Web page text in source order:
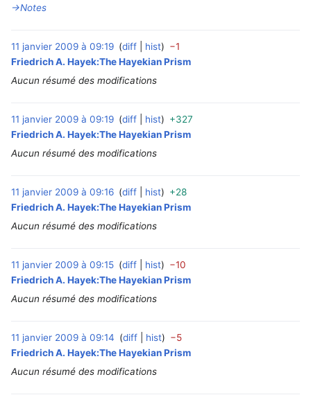
→‎Notes
11 janvier 2009 à 09:19 diff hist −1
Friedrich A. Hayek:The Hayekian Prism
Aucun résumé des modifications
11 janvier 2009 à 09:19 diff hist +327
Friedrich A. Hayek:The Hayekian Prism
Aucun résumé des modifications
11 janvier 2009 à 09:16 diff hist +28
Friedrich A. Hayek:The Hayekian Prism
Aucun résumé des modifications
11 janvier 2009 à 09:15 diff hist −10
Friedrich A. Hayek:The Hayekian Prism
Aucun résumé des modifications
11 janvier 2009 à 09:14 diff hist −5
Friedrich A. Hayek:The Hayekian Prism
Aucun résumé des modifications